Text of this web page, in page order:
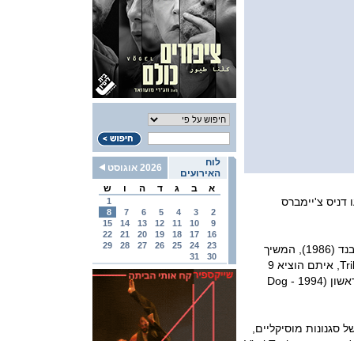
לוח
האירועים
2026 אוגוסט
א
ב ג ד ה ו ש
1
2
3
4
5
6
7
8
9
10
11
12
13
14
15
16
17
18
19
20
21
22
23
24
25
26
27
28
29
30
31
דניס צ'יימברס
לאחר הפריצה הגדולה שלו כגיטריסט הראשון של צ'יק קוריאה והאלקטריק בנד (1986), המשיך
סקוט הנדרסון להוביל את סצנת הג'אז-פיוז'ן העולמית עם להקתו Tribel Tech, איתם הוציא 9
אלבומים עד היום. בנוסף, הקליט 4 אלבומי סולו בסגנון בלוז-רוק, כאשר הראשון (1994 - Dog
סגנונות מוסיקליים,